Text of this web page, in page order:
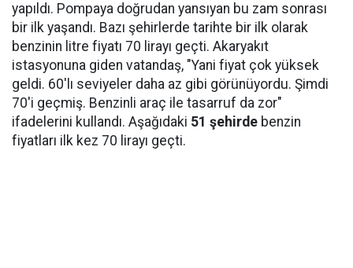
yapıldı. Pompaya doğrudan yansıyan bu zam sonrası
bir ilk yaşandı. Bazı şehirlerde tarihte bir ilk olarak
benzinin litre fiyatı 70 lirayı geçti. Akaryakıt
istasyonuna giden vatandaş, "Yani fiyat çok yüksek
geldi. 60'lı seviyeler daha az gibi görünüyordu. Şimdi
70'i geçmiş. Benzinli araç ile tasarruf da zor"
ifadelerini kullandı. Aşağıdaki 51 şehirde benzin
fiyatları ilk kez 70 lirayı geçti.